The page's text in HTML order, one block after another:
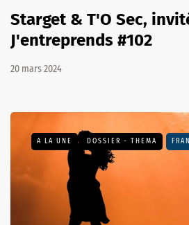
Starget & T'O Sec,
J'entreprends #102
20 mars 2024
A LA UNE DOSSIER - THEMA